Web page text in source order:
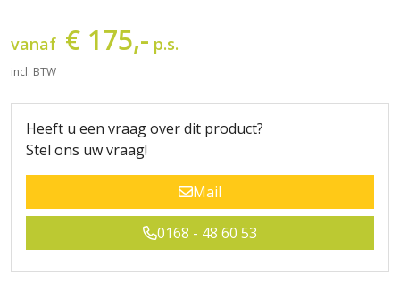
vanaf € 175,- p.s.
incl. BTW
Heeft u een vraag over dit product?
Stel ons uw vraag!
Mail
0168 - 48 60 53